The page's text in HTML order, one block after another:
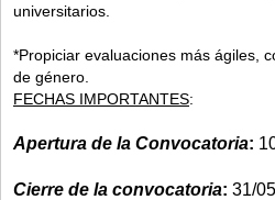
universitarios.
*Propiciar evaluaciones más ágiles,
de género.
FECHAS IMPORTANTES:
Apertura de la Convocatoria:
Cierre de la convocatoria: 31/